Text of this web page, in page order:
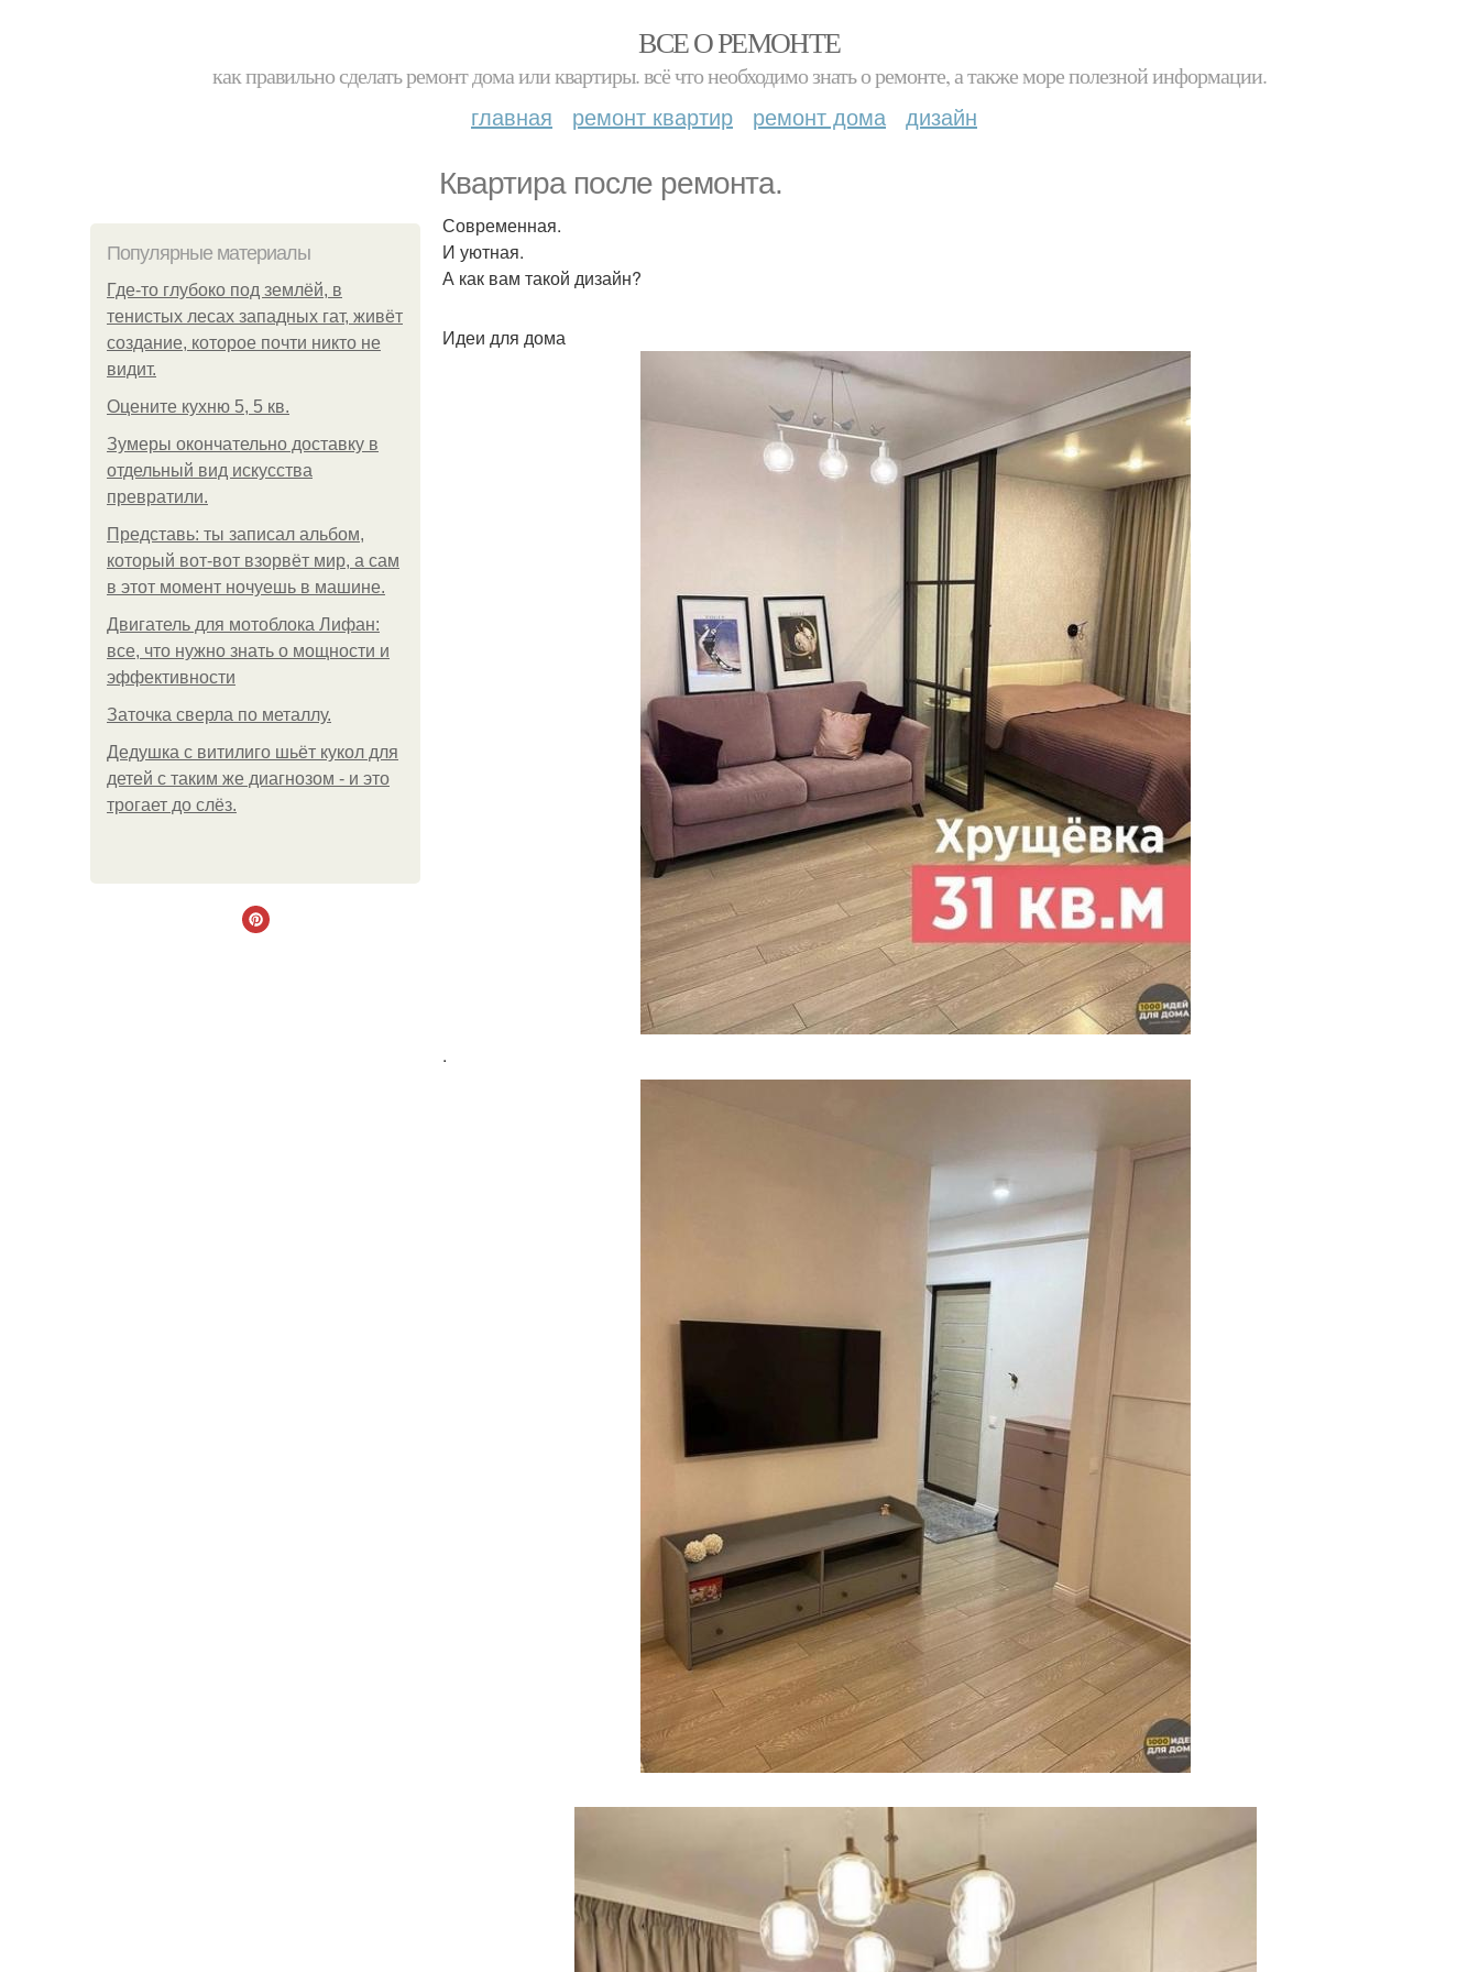
ВСЕ О РЕМОНТЕ
как правильно сделать ремонт дома или квартиры. всё что необходимо знать о ремонте, а также море полезной информации.
главная ремонт квартир ремонт дома дизайн
Квартира после ремонта.
Популярные материалы
Где-то глубоко под землёй, в
тенистых лесах западных гат, живёт
создание, которое почти никто не
видит.
Оцените кухню 5, 5 кв.
Зумеры окончательно доставку в
отдельный вид искусства
превратили.
Представь: ты записал альбом,
который вот-вот взорвёт мир, а сам
в этот момент ночуешь в машине.
Двигатель для мотоблока Лифан:
все, что нужно знать о мощности и
эффективности
Заточка сверла по металлу.
Дедушка с витилиго шьёт кукол для
детей с таким же диагнозом - и это
трогает до слёз.
Современная.
И уютная.
А как вам такой дизайн?
Идеи для дома
.